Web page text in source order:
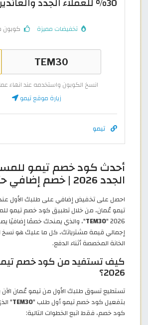
تخفيضات مميزة كوبون
انسخ الكوبون واستخدمه عند انهاء
زيارة موقع تيمو
تيمو
أحدث كود خصم تيمو
الجدد 2026 | خصم إضافي حتى 30%
احصل على تخفيض إضافي على طلبك الأول
تيمو عُمان، من خلال تطبيق كود خصم تيمو
2026 "
TEM30
إجمالي قيمة مشترياتك، كل ما عليك هو نسخ
الخانة المخصصة أثناء الدفع.
كيف تستفيد من كود خصم
2026؟
تستطيع تسوق طلبك الأول من تيمو عُمان
بتفعيل كود خصم تيمو أول طلب "TEM30
"
كود خصم، فقط اتبع الخطوات التالية: